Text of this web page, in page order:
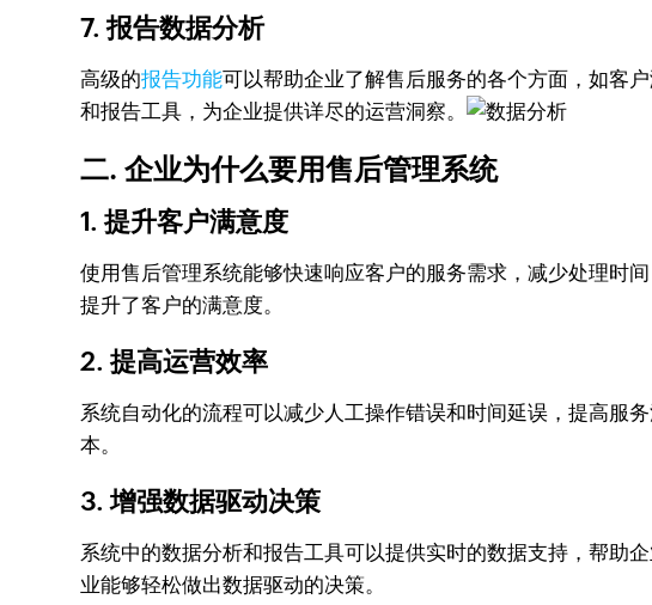
7. 报告数据分析
高级的报告功能可以帮助企业了解售后服务的各个方面，如客
和报告工具，为企业提供详尽的运营洞察。
二. 企业为什么要用售后管理系统
1. 提升客户满意度
使用售后管理系统能够快速响应客户的服务需求，减少处理时
提升了客户的满意度。
2. 提高运营效率
系统自动化的流程可以减少人工操作错误和时间延误，提高服
本。
3. 增强数据驱动决策
系统中的数据分析和报告工具可以提供实时的数据支持，帮助
业能够轻松做出数据驱动的决策。